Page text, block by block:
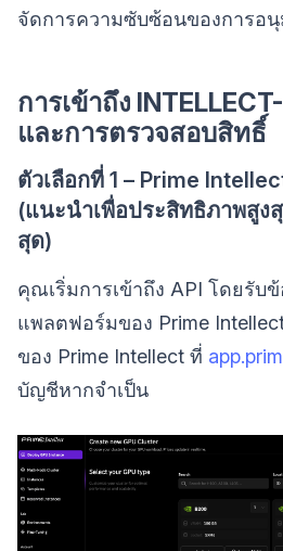
จัดการความซับซ้อนของการอ
การเข้าถึง
และการตรวจสอบสิทธิ์
ตัวเลือกที่ 1 – Prime
(แนะนำเพื่อประสิทธิภาพสูง
สุด)
คุณเริ่มการเข้าถึง API โดยรับ
แพลตฟอร์มของ Prime
ของ Prime Intellect ที่
บัญชีหากจำเป็น